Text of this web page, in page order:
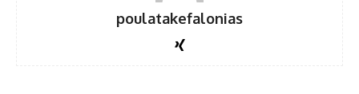
poulatakefalonias